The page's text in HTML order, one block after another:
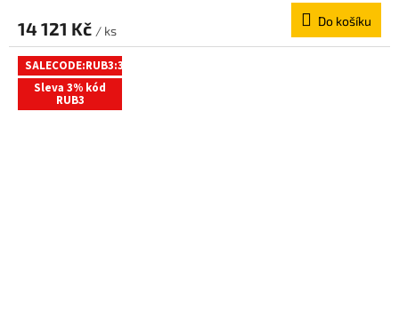
14 121 Kč / ks
Do košíku
SALECODE:RUB3:3:%
Sleva 3% kód
RUB3